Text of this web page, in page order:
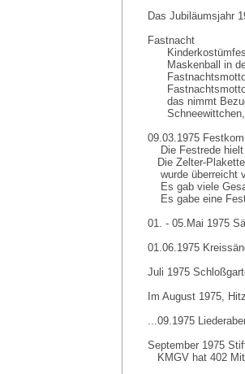
Das Jubiläumsjahr
Fastnacht
Maskenball in
Fastnachtsmotto
Fastnachtsmotto
das nimmt Bezug
Schneewittchen,
09.03.1975
Die Festrede hielt
Die Zelter-
wurde überreicht
Es gab viele
Es gabe eine
01. - 05.Mai 1975
01.06.1975
Juli 1975
Im August 1975,
...09.1975
September 1975
KMGV hat 402